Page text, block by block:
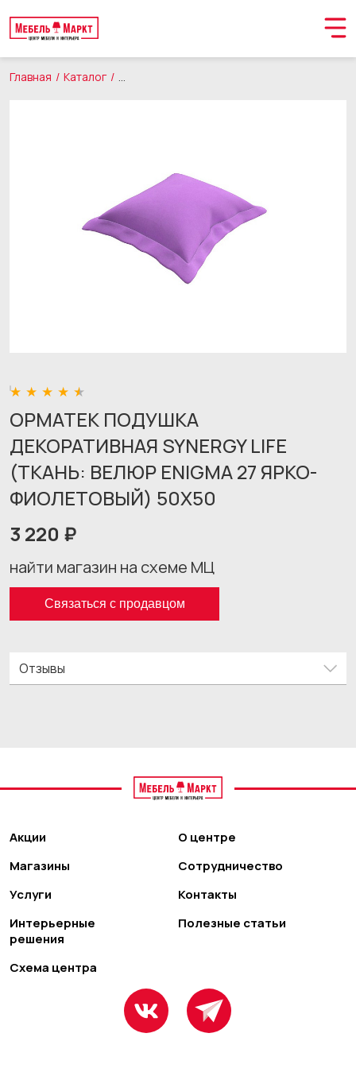
Главная Каталог Товары для дома
ОРМАТЕК ПОДУШКА
ДЕКОРАТИВНАЯ SYNERGY LIFE
(ТКАНЬ: ВЕЛЮР ENIGMA 27 ЯРКО-
ФИОЛЕТОВЫЙ) 50X50
3 220 ₽
найти магазин на схеме МЦ
Связаться с продавцом
Отзывы
Акции
Магазины
Услуги
Интерьерные
решения
Схема центра
О центре
Сотрудничество
Контакты
Полезные статьи